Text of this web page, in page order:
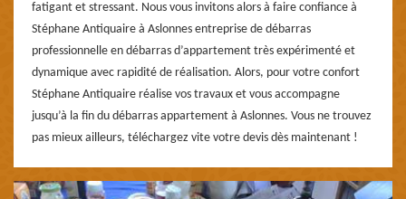
fatigant et stressant. Nous vous invitons alors à faire confiance à
Stéphane Antiquaire à Aslonnes entreprise de débarras
professionnelle en débarras d’appartement très expérimenté et
dynamique avec rapidité de réalisation. Alors, pour votre confort
Stéphane Antiquaire réalise vos travaux et vous accompagne
jusqu’à la fin du débarras appartement à Aslonnes. Vous ne trouvez
pas mieux ailleurs, téléchargez vite votre devis dès maintenant !